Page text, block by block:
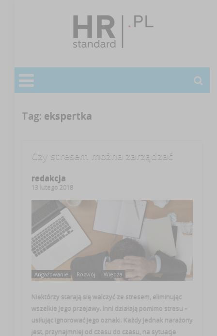
Tag: ekspertka
Czy stresem można zarządzać
redakcja
13 lutego 2018
Angażowanie Rozwój Wiedza
Niektórzy starają się walczyć ze stresem, eliminując
wszelkie jego przejawy. Inni działają pomimo stresu –
usiłując ignorować jego oznaki. Każdy jednak narażony
jest, przynajmniej od czasu do czasu, na sytuacje